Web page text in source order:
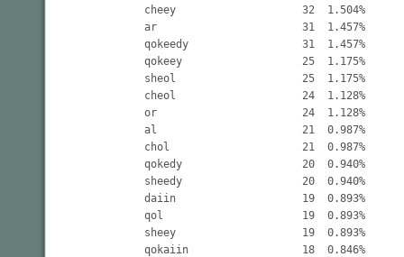
cheey                    32  1.504%
ar                       31  1.457%
qokeedy                  31  1.457%
qokeey                   25  1.175%
sheol                    25  1.175%
cheol                    24  1.128%
or                       24  1.128%
al                       21  0.987%
chol                     21  0.987%
qokedy                   20  0.940%
sheedy                   20  0.940%
daiin                    19  0.893%
qol                      19  0.893%
sheey                    19  0.893%
qokaiin                  18  0.846%